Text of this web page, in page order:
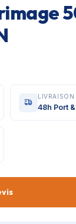
LIVRAISON
48h Port